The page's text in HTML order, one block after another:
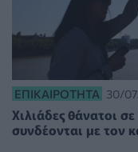
ΕΠΙΚΑΙΡΌΤΗΤΑ 30/
Χιλιάδες θάνατοι
συνδέονται με τον